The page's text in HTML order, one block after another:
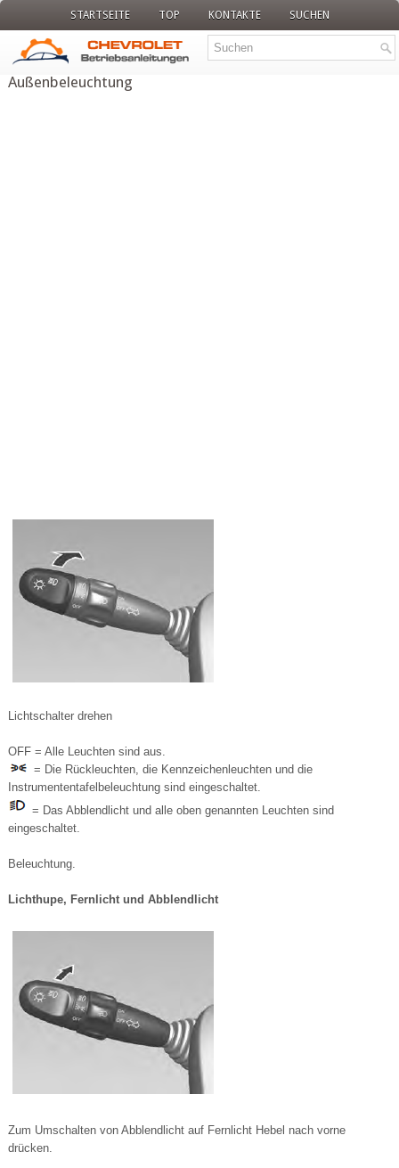
STARTSEITE TOP KONTAKTE SUCHEN
Außenbeleuchtung
Lichtschalter drehen
OFF = Alle Leuchten sind aus.
= Die Rückleuchten, die Kennzeichenleuchten und die
Instrumententafelbeleuchtung sind eingeschaltet.
= Das Abblendlicht und alle oben genannten Leuchten sind
eingeschaltet.
Beleuchtung.
Lichthupe, Fernlicht und Abblendlicht
Zum Umschalten von Abblendlicht auf Fernlicht Hebel nach vorne
drücken.